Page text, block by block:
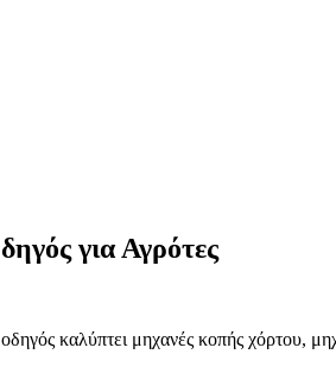
για Αγρότες
καλύπτει μηχανές κοπής χόρτου,